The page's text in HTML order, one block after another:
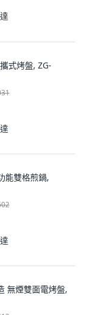
式烤盤, ZG-
能雙格煎鍋,
無煙雙面電烤盤,